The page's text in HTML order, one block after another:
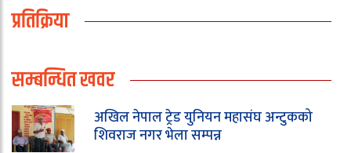
प्रतिक्रिया
सम्बन्धित खवर
अखिल नेपाल ट्रेड युनियन महासंघ अन्टुकको
शिवराज नगर भेला सम्पन्न